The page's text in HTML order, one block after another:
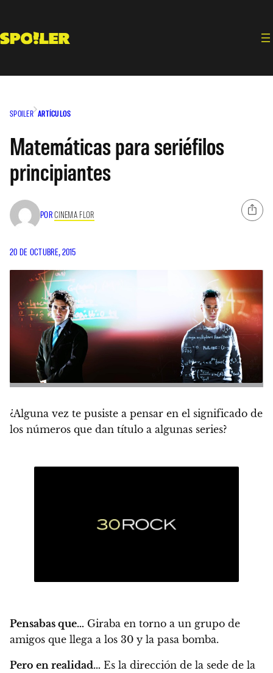
contenido
SPOILER ARTÍCULOS
Matemáticas para seriéfilos
principiantes
PORCINEMA FLOR
20 DE OCTUBRE, 2015
¿Alguna vez te pusiste a pensar en el significado de
los números que dan título a algunas series?
Pensabas que… Giraba en torno a un grupo de
amigos que llega a los 30 y la pasa bomba.
Pero en realidad… Es la dirección de la sede de la